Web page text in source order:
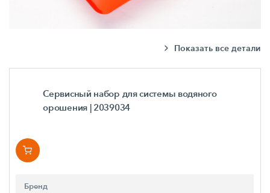
Показать все детали
Сервисный набор для системы водяного
орошения | 2039034
Бренд